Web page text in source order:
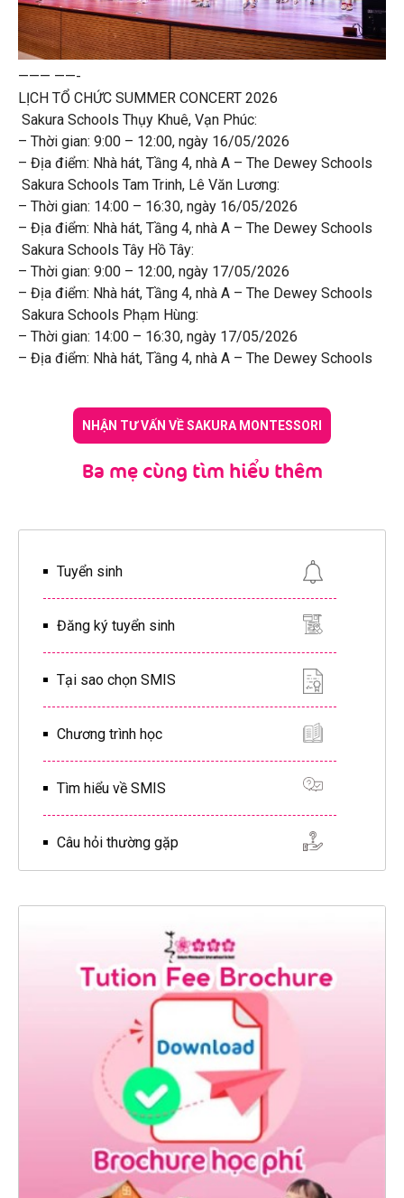
——— ——-
LỊCH TỔ CHỨC SUMMER CONCERT 2026
️ Sakura Schools Thụy Khuê, Vạn Phúc:
– Thời gian: 9:00 – 12:00, ngày 16/05/2026
– Địa điểm: Nhà hát, Tầng 4, nhà A – The Dewey Schools
️ Sakura Schools Tam Trinh, Lê Văn Lương:
– Thời gian: 14:00 – 16:30, ngày 16/05/2026
– Địa điểm: Nhà hát, Tầng 4, nhà A – The Dewey Schools
️ Sakura Schools Tây Hồ Tây:
– Thời gian: 9:00 – 12:00, ngày 17/05/2026
– Địa điểm: Nhà hát, Tầng 4, nhà A – The Dewey Schools
️ Sakura Schools Phạm Hùng:
– Thời gian: 14:00 – 16:30, ngày 17/05/2026
– Địa điểm: Nhà hát, Tầng 4, nhà A – The Dewey Schools
NHẬN TƯ VẤN VỀ SAKURA MONTESSORI
Ba mẹ cùng tìm hiểu thêm
Tuyển sinh
Đăng ký tuyển sinh
Tại sao chọn SMIS
Chương trình học
Tìm hiểu về SMIS
Câu hỏi thường gặp